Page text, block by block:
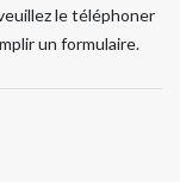
le téléphoner
un formulaire.